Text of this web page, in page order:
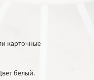
карточные
белый.